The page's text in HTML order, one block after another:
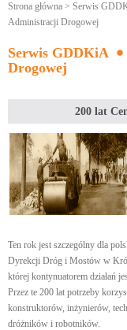
Strona główna > Serwis
Administracji Drogowej
Serwis GDDKiA
Drogowej
200 lat
Ten rok jest szczególny dla
Dyrekcji Dróg i Mostów w
której kontynuatorem działań
Przez te 200 lat potrzeby
konstruktorów, inżynierów,
dróżników i robotników.